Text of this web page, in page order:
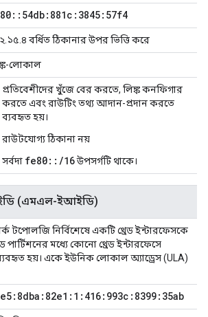
:: 54db:881c:3845:57f4
বর্ধিত ঠিকানার উপর ভিত্তি করে
লোকাল
প্রতিবেশীদের খুঁজে বের করতে, লিঙ্ক কনফিগার
করতে এবং রাউটিং তথ্য আদান-প্রদান করতে
ব্যবহৃত হয়।
রাউটযোগ্য ঠিকানা নয়
সর্বদা fe80::/16উপসর্গটি থাকে।
(এমএল-ইআইডি)
টপোলজি নির্বিশেষে একটি থ্রেড ইন্টারফেসকে
পার্টিশনের মধ্যে কোনো থ্রেড ইন্টারফেসে
হয়। একে ইউনিক লোকাল অ্যাড্রেস (ULA)